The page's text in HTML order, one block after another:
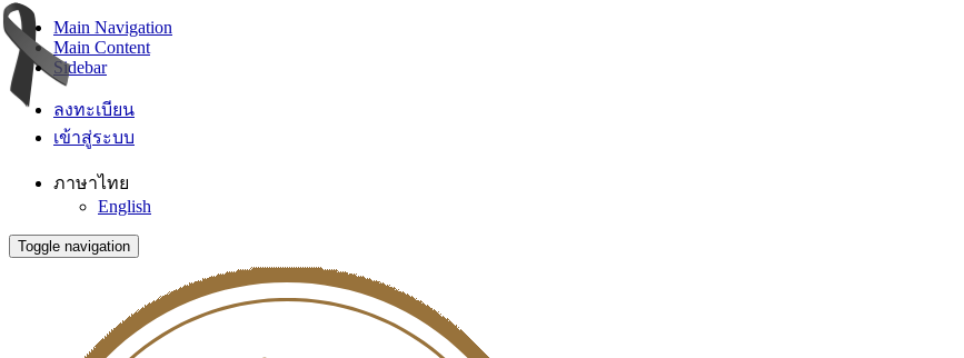
Main Navigation
Main Content
Sidebar
ลงทะเบียน
เข้าสู่ระบบ
ภาษาไทย
English
Toggle navigation